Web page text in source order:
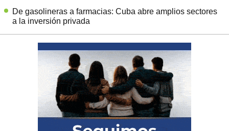
De gasolineras a farmacias: Cuba abre amplios sectores
a la inversión privada